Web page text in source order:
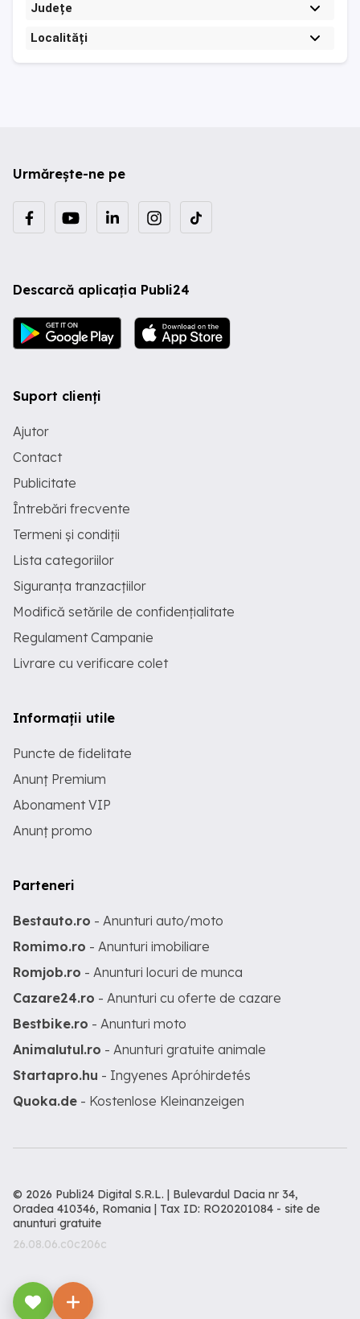
Județe
Localități
Urmărește-ne pe
Descarcă aplicația Publi24
Suport clienți
Ajutor
Contact
Publicitate
Întrebări frecvente
Termeni și condiții
Lista categoriilor
Siguranța tranzacțiilor
Modifică setările de confidențialitate
Regulament Campanie
Livrare cu verificare colet
Informații utile
Puncte de fidelitate
Anunț Premium
Abonament VIP
Anunț promo
Parteneri
Bestauto.ro - Anunturi auto/moto
Romimo.ro - Anunturi imobiliare
Romjob.ro - Anunturi locuri de munca
Cazare24.ro - Anunturi cu oferte de cazare
Bestbike.ro - Anunturi moto
Animalutul.ro - Anunturi gratuite animale
Startapro.hu - Ingyenes Apróhirdetés
Quoka.de - Kostenlose Kleinanzeigen
© 2026 Publi24 Digital S.R.L. | Bulevardul Dacia nr 34,
Oradea 410346, Romania | Tax ID: RO20201084 - site de
anunturi gratuite
26.08.06.c0c206c